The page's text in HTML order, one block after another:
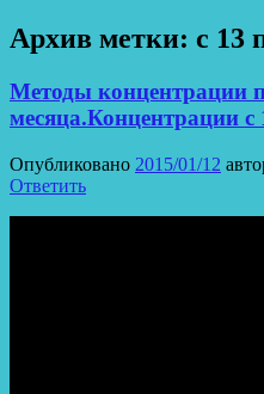
Архив метки: с 13
Методы концентрации
месяца.Концентрации с
Опубликовано 2015/01/12
Ответить